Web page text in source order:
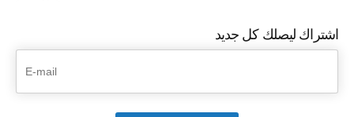
اشتراك ليصلك كل جديد